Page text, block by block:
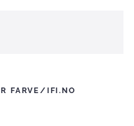
FARVE/IFI.NO